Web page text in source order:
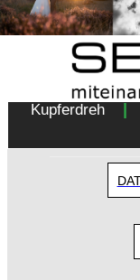
Copyright
Kupferdreh
|